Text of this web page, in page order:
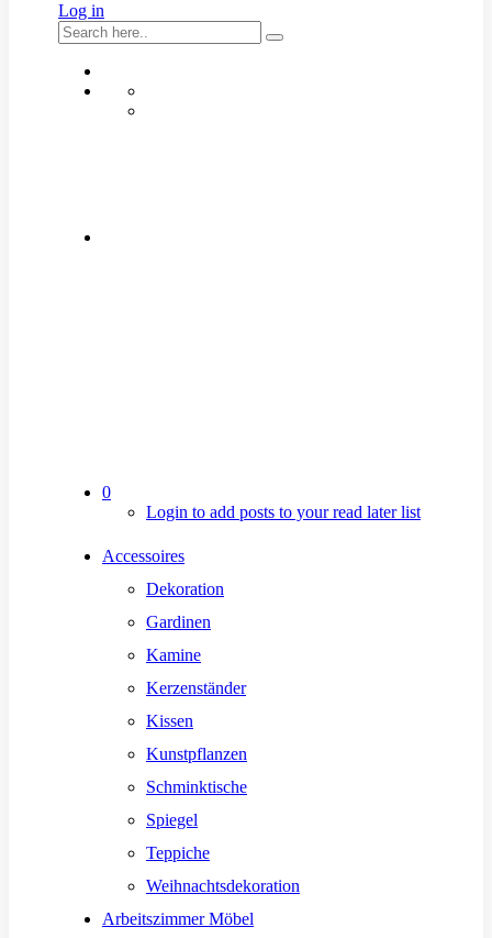
Log in
0
Login to add posts to your read later list
Accessoires
Dekoration
Gardinen
Kamine
Kerzenständer
Kissen
Kunstpflanzen
Schminktische
Spiegel
Teppiche
Weihnachtsdekoration
Arbeitszimmer Möbel